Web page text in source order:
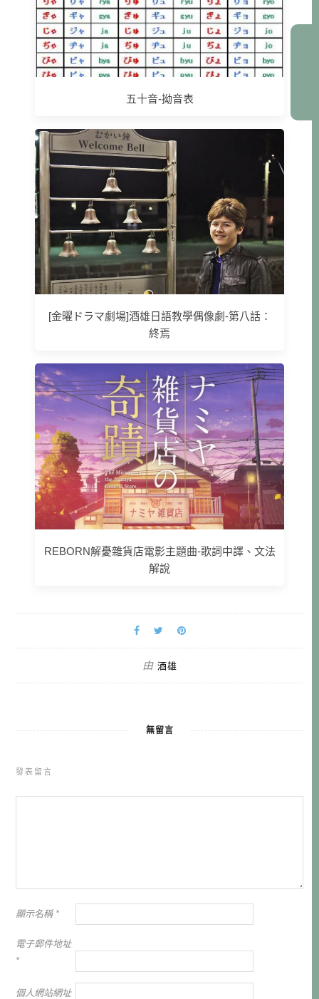
五十音-拗音表
[金曜ドラマ劇場]酒雄日語教學偶像劇-第八話：
終焉
REBORN解憂雜貨店電影主題曲-歌詞中譯、文法
解說
由 酒雄
無留言
發表留言
顯示名稱 *
電子郵件地址
*
個人網站網址